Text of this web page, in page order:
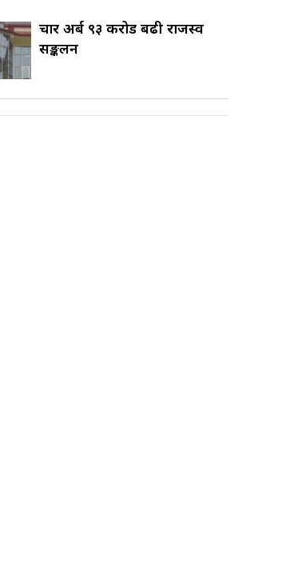
चार अर्ब ९३ करोड बढी राजस्व
सङ्कलन